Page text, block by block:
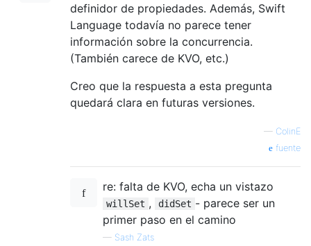
definidor de propiedades. Además, Swift
Language todavía no parece tener
información sobre la concurrencia.
(También carece de KVO, etc.)
Creo que la respuesta a esta pregunta
quedará clara en futuras versiones.
— ColinE
fuente
re: falta de KVO, echa un vistazo
willSet , didSet - parece ser un
primer paso en el camino
— Sash Zats